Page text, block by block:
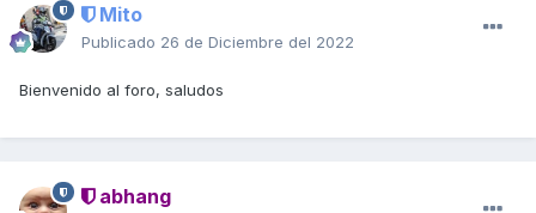
Mito
Publicado 26 de Diciembre del 2022
Bienvenido al foro, saludos
abhang